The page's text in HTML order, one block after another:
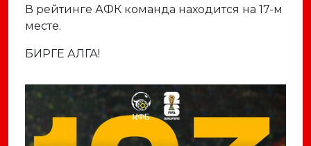
В рейтинге АФК команда находится на 17-м
месте.
БИРГЕ АЛГА!